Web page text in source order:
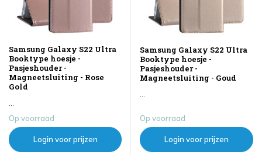
Samsung Galaxy S22 Ultra
Booktype hoesje -
Pasjeshouder -
Magneetsluiting - Rose
Gold
Op voorraad
Login voor prijzen
Samsung Galaxy S22 Ultra
Booktype hoesje -
Pasjeshouder -
Magneetsluiting - Goud
Op voorraad
Login voor prijzen